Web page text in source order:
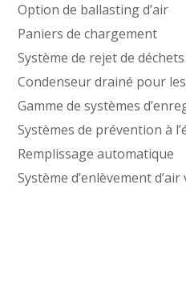
Option de ballasting d’air
Paniers de chargement
Système de rejet de déchets
Condenseur drainé pour
Gamme de systèmes
Systèmes de prévention à
Remplissage automatique
Système d’enlèvement d’air